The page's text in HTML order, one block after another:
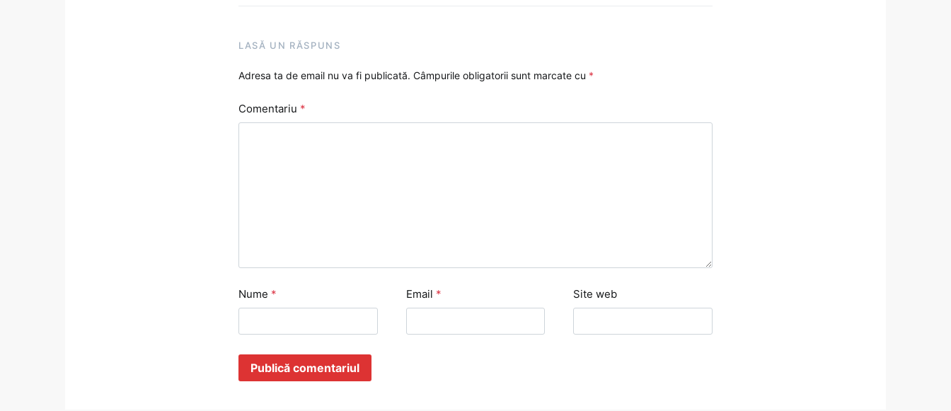
LASĂ UN RĂSPUNS
Adresa ta de email nu va fi publicată. Câmpurile obligatorii sunt marcate cu *
Comentariu *
Nume * Email * Site web